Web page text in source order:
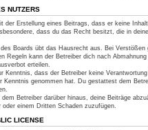
NUTZERS
der Erstellung eines Beitrags, dass er keine
dass du das Recht besitzt, die in
Boards übt das Hausrecht aus. Bei
Regeln kann der Betreiber dich nach
erteilen.
Kenntnis, dass der Betreiber keine
Kenntnis genommen hat. Du gestattest dem
Betreiber darüber hinaus, deine Beiträge
oder einem Dritten Schaden zuzufügen.
LICENSE